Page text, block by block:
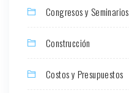
Congresos y Seminarios
Construcción
Costos y Presupuestos